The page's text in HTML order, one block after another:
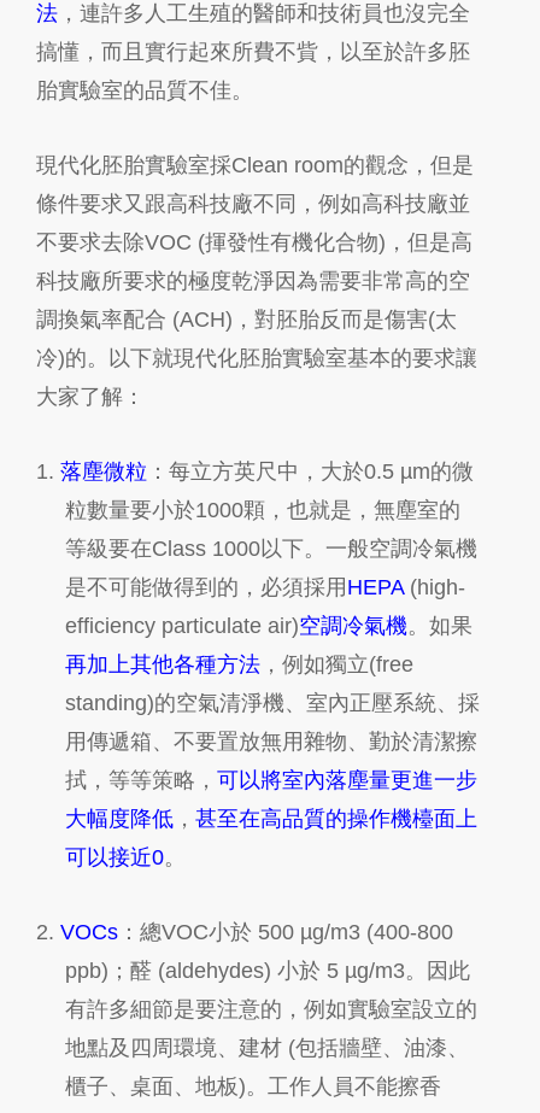
法 ， 連許多人工生殖的醫師和技術員也沒完全
搞懂 ，而且實行起來所費不貲，以至於許多胚
胎實驗室的品質不佳。
現代化胚胎實驗室採Clean room的觀念，但是
條件要求又跟高科技廠不同，例如高科技廠並
不要求去除VOC (揮發性有機化合物) ，但是高
科技廠所要求的極度乾淨因為需要非常高的空
調換氣率配合 (ACH) ，對胚胎反而是傷害(太
冷)的。以下就現代化胚胎實驗室基本的要求讓
大家了解 ：
1. 落塵微粒 ：每立方英尺中，大於0.5 µm的微
粒數量要小於1000顆 ， 也就是 ， 無塵室的
等級要在Class 1000以下。一般空調冷氣機
是不可能做得到的，必須採用 HEPA(high-
efficiency particulate air)空調冷氣機。 如果
再加上其他各種方法 ， 例如獨立(free
standing)的空氣清淨機、 室內正壓系統、採
用傳遞箱、不要置放無用雜物、勤於清潔擦
拭，等等策略， 可以將室內落塵量更進一步
大幅度降低 ， 甚至在高品質的操作機檯面上
可以接近0。
2. VOCs ：總VOC小於 500 µg/m3 (400-800
ppb) ；醛 (aldehydes) 小於 5 µg/m3。因此
有許多細節是要注意的，例如實驗室設立的
地點及四周環境、建材 (包括牆壁、油漆、
櫃子、桌面、地板)。工作人員不能擦香